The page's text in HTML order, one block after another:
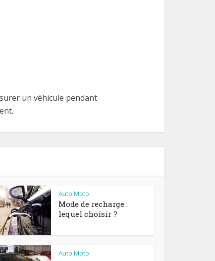
un véhicule pendant
Auto Moto
Mode de recharge :
lequel choisir ?
Auto Moto